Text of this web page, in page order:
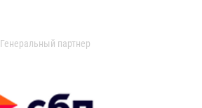
Генеральный партнер